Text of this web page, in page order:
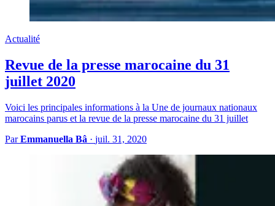
Actualité
Revue de la presse marocaine du 31
juillet 2020
Voici les principales informations à la Une de journaux nationaux
marocains parus et la revue de la presse marocaine du 31 juillet
ParEmmanuella Bâ · juil. 31, 2020